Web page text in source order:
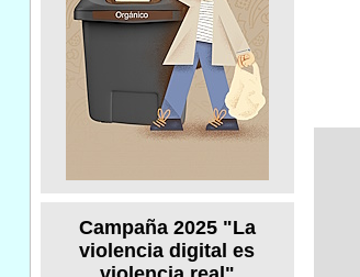
Campaña 2025 "La
violencia digital es